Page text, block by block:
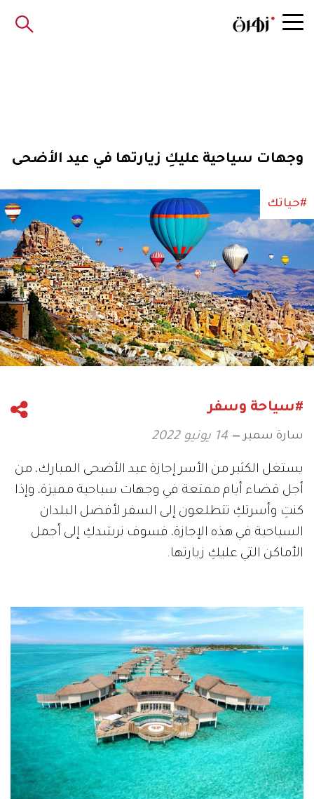
وجهات سياحية عليكِ زيارتها في عيد الأضحى
#حياتك
#سياحة وسفر
سارة سمير 14 يونيو 2022
يستغل الكثير من الأسر إجازة عيد الأضحى المبارك، من
أجل قضاء أيام ممتعة في وجهات سياحية مميزة، وإذا
كنتِ وأسرتكِ تتطلعون إلى السفر لأفضل البلدان
السياحية في هذه الإجازة، فسوف نرشدكِ إلى أجمل
الأماكن التي عليكِ زيارتها.